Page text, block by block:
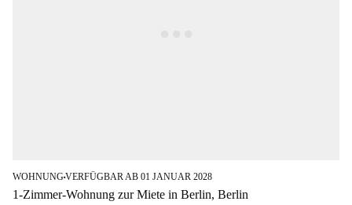
WOHNUNG■VERFÜGBAR AB 01 JANUAR 2028
1-Zimmer-Wohnung zur Miete in Berlin, Berlin